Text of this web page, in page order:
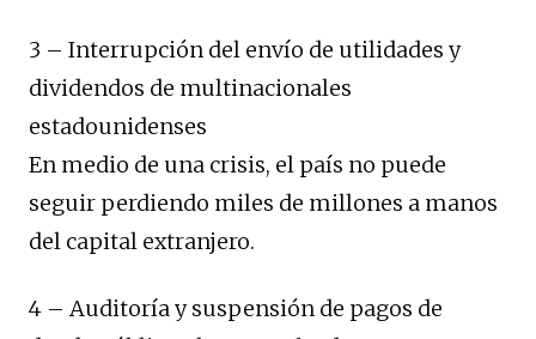
3 – Interrupción del envío de utilidades y
dividendos de multinacionales
estadounidenses
En medio de una crisis, el país no puede
seguir perdiendo miles de millones a manos
del capital extranjero.
4 – Auditoría y suspensión de pagos de